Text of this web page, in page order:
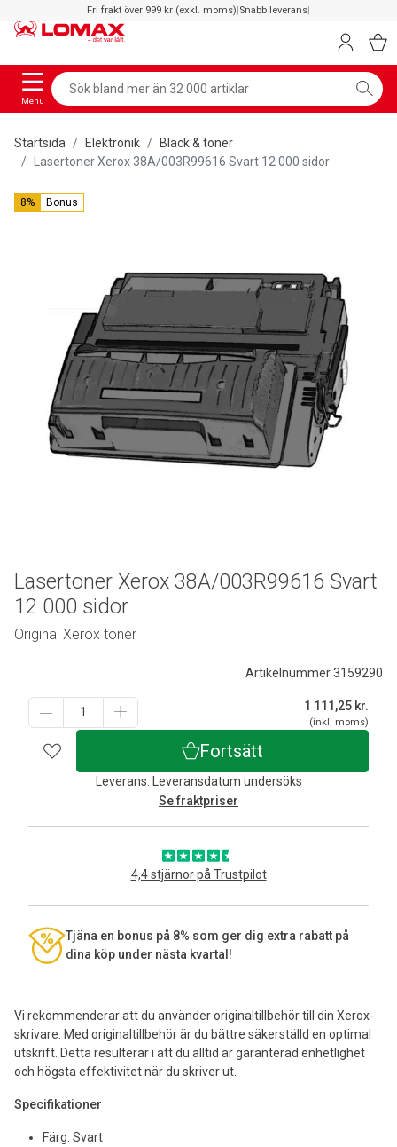
Fri frakt över 999 kr (exkl. moms)|Snabb leverans|
Menu
Startsida Elektronik
Bläck & toner
Lasertoner Xerox 38A/003R99616 Svart 12 000 sidor
8% Bonus
Vi rekommenderar att du använder originaltillbehör till din Xerox-
skrivare. Med originaltillbehör är du bättre säkerställd en optimal
utskrift. Detta resulterar i att du alltid är garanterad enhetlighet
och högsta effektivitet när du skriver ut.
Specifikationer
Färg: Svart
Artikelnummer 3159290
1 111,25 kr.
(inkl. moms)
Fortsätt
Leverans: Leveransdatum undersöks
Se fraktpriser
4,4 stjärnor på Trustpilot
Tjäna en bonus på 8% som ger dig extra rabatt på
dina köp under nästa kvartal!
Lasertoner Xerox 38A/003R99616 Svart
12 000 sidor
Original Xerox toner